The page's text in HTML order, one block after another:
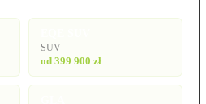
SUV
od 399 900 zł